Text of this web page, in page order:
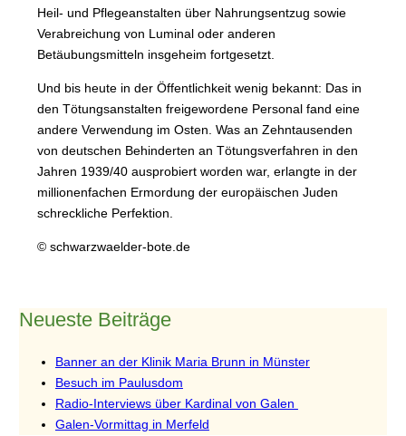
Heil- und Pflegeanstalten über Nahrungsentzug sowie
Verabreichung von Luminal oder anderen
Betäubungsmitteln insgeheim fortgesetzt.
Und bis heute in der Öffentlichkeit wenig bekannt: Das in
den Tötungsanstalten freigewordene Personal fand eine
andere Verwendung im Osten. Was an Zehntausenden
von deutschen Behinderten an Tötungsverfahren in den
Jahren 1939/40 ausprobiert worden war, erlangte in der
millionenfachen Ermordung der europäischen Juden
schreckliche Perfektion.
© schwarzwaelder-bote.de
Neueste Beiträge
Banner an der Klinik Maria Brunn in Münster
Besuch im Paulusdom
Radio-Interviews über Kardinal von Galen
Galen-Vormittag in Merfeld